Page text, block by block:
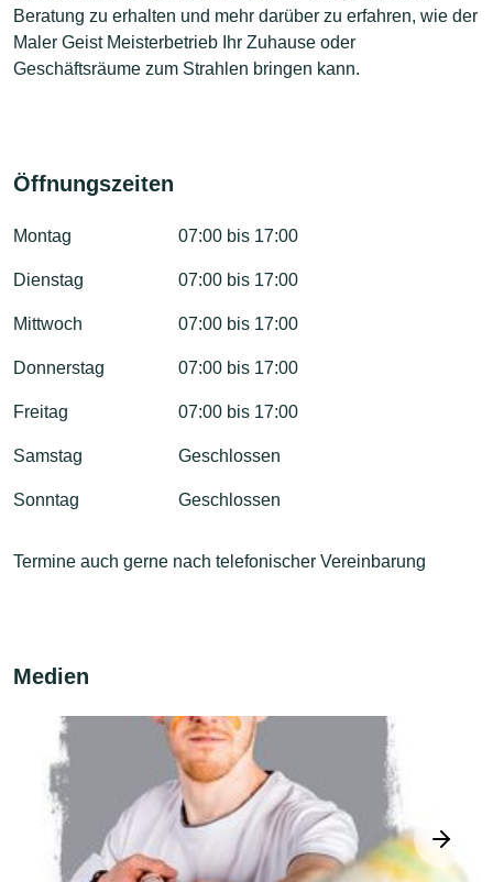
Beratung zu erhalten und mehr darüber zu erfahren, wie der
Maler Geist Meisterbetrieb Ihr Zuhause oder
Geschäftsräume zum Strahlen bringen kann.
Öffnungszeiten
Montag 07:00 bis 17:00
Dienstag 07:00 bis 17:00
Mittwoch 07:00 bis 17:00
Donnerstag 07:00 bis 17:00
Freitag 07:00 bis 17:00
Samstag Geschlossen
Sonntag Geschlossen
Termine auch gerne nach telefonischer Vereinbarung
Medien
next